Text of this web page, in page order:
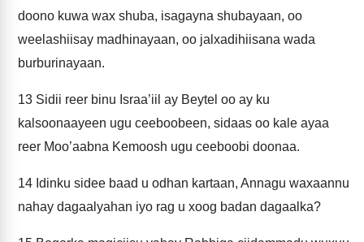
doono kuwa wax shuba, isagayna shubayaan, oo
weelashiisay madhinayaan, oo jalxadihiisana wada
burburinayaan.
13 Sidii reer binu Israa’iil ay Beytel oo ay ku
kalsoonaayeen ugu ceeboobeen, sidaas oo kale ayaa
reer Moo’aabna Kemoosh ugu ceeboobi doonaa.
14 Idinku sidee baad u odhan kartaan, Annagu waxaannu
nahay dagaalyahan iyo rag u xoog badan dagaalka?